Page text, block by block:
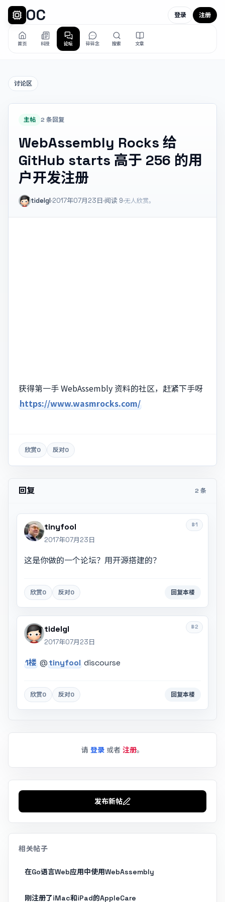
OC
首页 科技 论坛 碎碎念 搜索 文章
登录 注册
讨论区
主帖 2 条回复
WebAssembly Rocks 给
GitHub starts 高于 256 的用
户开发注册
tidelgl·2017年07月23日·阅读 9·无人欣赏。
获得第一手 WebAssembly 资料的社区，赶紧下手呀
https://www.wasmrocks.com/
欣赏0 反对0
回复 2 条
#1
tinyfool
2017年07月23日
这是你做的一个论坛？用开源搭建的？
欣赏0 反对0 回复本楼
#2
tidelgl
2017年07月23日
1楼 @tinyfool discourse
欣赏0 反对0 回复本楼
请 登录 或者 注册。
发布新帖
相关帖子
在Go语言Web应用中使用WebAssembly
刚注册了iMac和iPad的AppleCare